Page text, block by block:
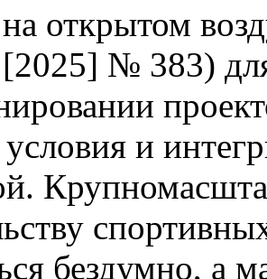
открытом
№ 383) для
и
бездумно, а